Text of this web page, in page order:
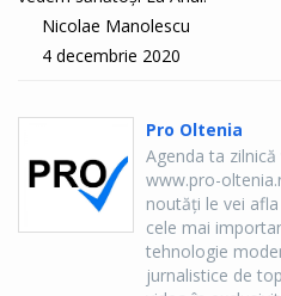
Nicolae Manolescu
4 decembrie 2020
Pro Oltenia
Agenda ta
www.pro-
noutăţi le vei
cele mai
tehnologie
jurnalistice de